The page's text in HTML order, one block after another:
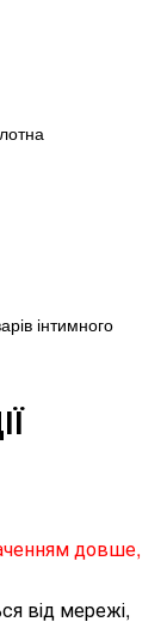
інтимного
довше,
від мережі,